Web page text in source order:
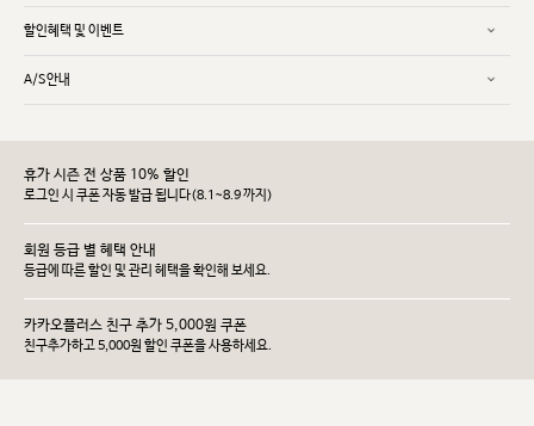
할인혜택 및 이벤트
A/S안내
휴가 시즌 전 상품 10% 할인
로그인 시 쿠폰 자동 발급 됩니다(8.1~8.9 까지)
회원 등급 별 혜택 안내
등급에 따른 할인 및 관리 헤택을 확인해 보세요.
카카오플러스 친구 추가 5,000원 쿠폰
친구추가하고 5,000원 할인 쿠폰을 사용하세요.